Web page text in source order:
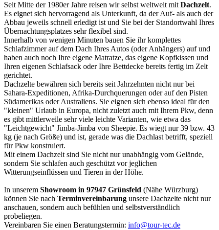
Seit Mitte der 1980er Jahre reisen wir selbst weltweit mit Dachzelt.
Es eignet sich hervorragend als Unterkunft, da der Auf- als auch der
Abbau jeweils schnell erledigt ist und Sie bei der Standortwahl Ihres
Übernachtungsplatzes sehr flexibel sind.
Innerhalb von wenigen Minuten bauen Sie ihr komplettes
Schlafzimmer auf dem Dach Ihres Autos (oder Anhängers) auf und
haben auch noch Ihre eigene Matratze, das eigene Kopfkissen und
Ihren eigenen Schlafsack oder Ihre Bettdecke bereits fertig im Zelt
gerichtet.
Dachzelte bewähren sich bereits seit Jahrzehnten nicht nur bei
Sahara-Expeditionen, Afrika-Durchquerungen oder auf den Pisten
Südamerikas oder Australiens. Sie eignen sich ebenso ideal für den
"kleinen" Urlaub in Europa, nicht zuletzt auch mit Ihrem Pkw, denn
es gibt mittlerweile sehr viele leichte Varianten, wie etwa das
"Leichtgewicht" Jimba-Jimba von Sheepie. Es wiegt nur 39 bzw. 43
kg (je nach Größe) und ist, gerade was die Dachlast betrifft, speziell
für Pkw konstruiert.
Mit einem Dachzelt sind Sie nicht nur unabhängig vom Gelände,
sondern Sie schlafen auch geschützt vor jeglichen
Witterungseinflüssen und Tieren in der Höhe.
In unserem Showroom in 97947 Grünsfeld (Nähe Würzburg)
können Sie nach Terminvereinbarung unsere Dachzelte nicht nur
anschauen, sondern auch befühlen und selbstverständlich
probeliegen.
Vereinbaren Sie einen Beratungstermin: info@tour-tec.de